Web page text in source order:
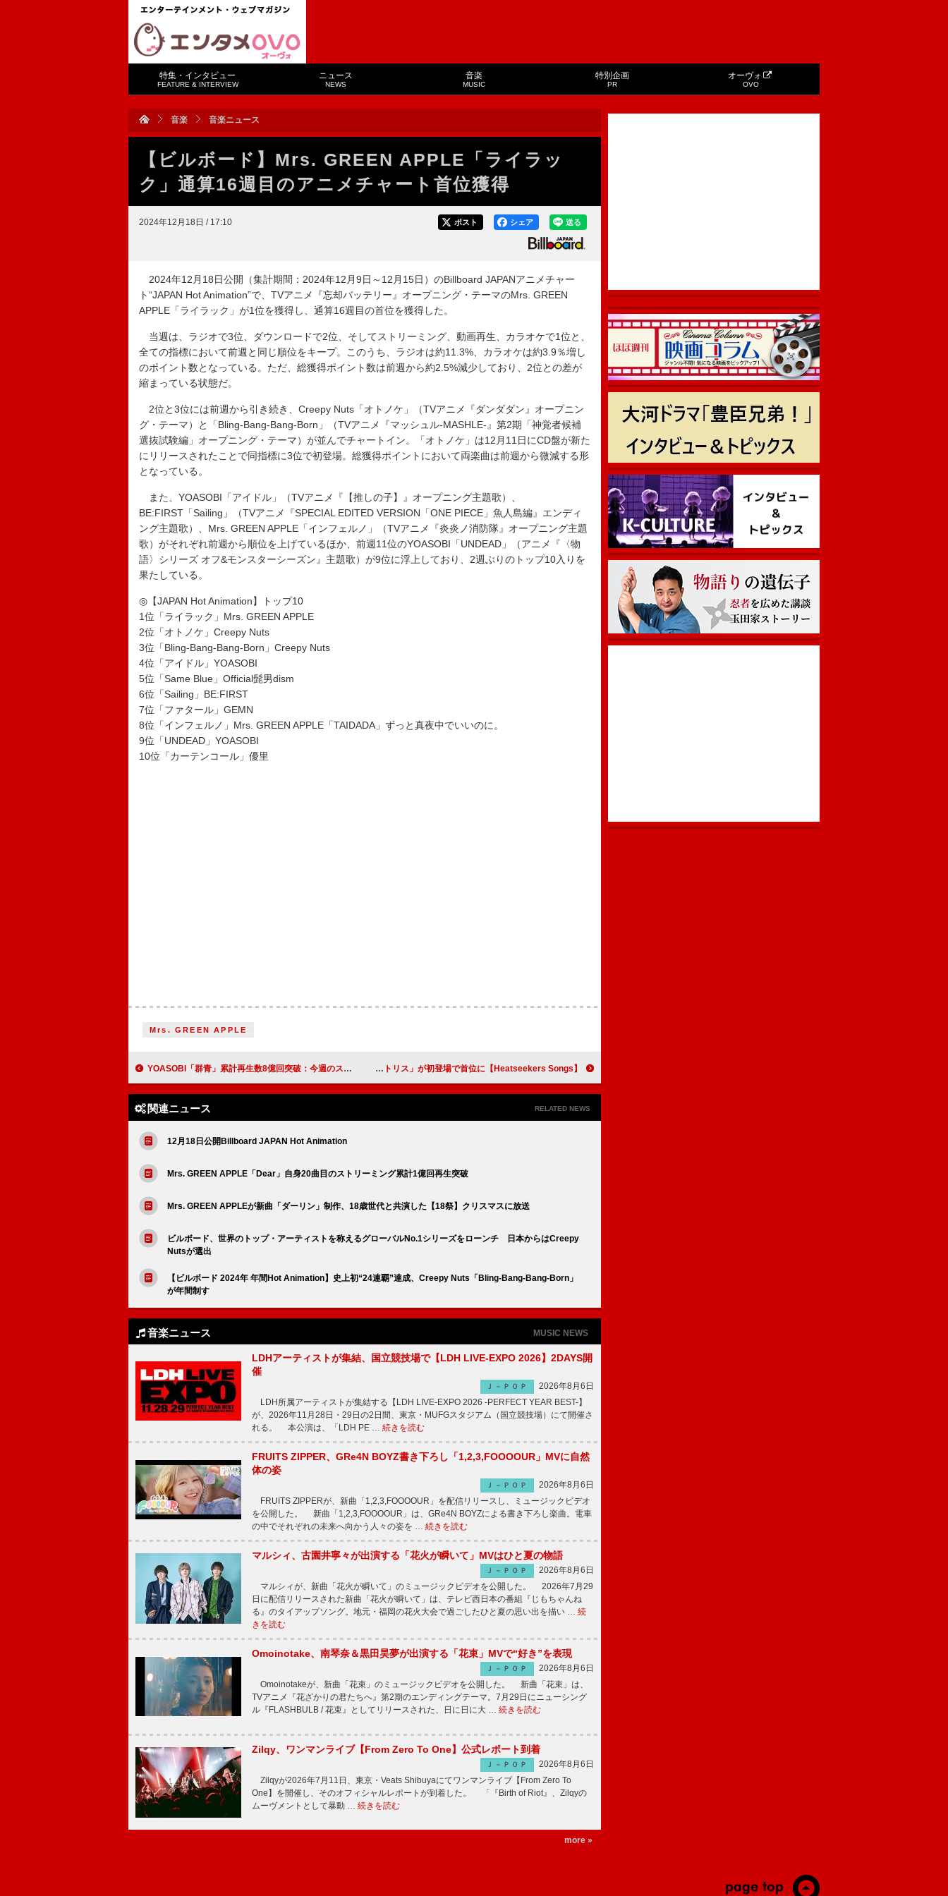
特集・インタビュー
FEATURE & INTERVIEW
ニュース
NEWS
音楽
MUSIC
特別企画
PR
オーヴォ
OVO
音楽 音楽ニュース
【ビルボード】Mrs. GREEN APPLE「ライラッ
ク」通算16週目のアニメチャート首位獲得
2024年12月18日 / 17:10 送る
シェア
ポスト
2024年12月18日公開（集計期間：2024年12月9日～12月15日）のBillboard JAPANアニメチャー
ト“JAPAN Hot Animation”で、TVアニメ『忘却バッテリー』オープニング・テーマのMrs. GREEN
APPLE「ライラック」が1位を獲得し、通算16週目の首位を獲得した。
当週は、ラジオで3位、ダウンロードで2位、そしてストリーミング、動画再生、カラオケで1位と、
全ての指標において前週と同じ順位をキープ。このうち、ラジオは約11.3%、カラオケは約3.9％増し
のポイント数となっている。ただ、総獲得ポイント数は前週から約2.5%減少しており、2位との差が
縮まっている状態だ。
2位と3位には前週から引き続き、Creepy Nuts「オトノケ」（TVアニメ『ダンダダン』オープニン
グ・テーマ）と「Bling-Bang-Bang-Born」（TVアニメ『マッシュル-MASHLE-』第2期「神覚者候補
選抜試験編」オープニング・テーマ）が並んでチャートイン。「オトノケ」は12月11日にCD盤が新た
にリリースされたことで同指標に3位で初登場。総獲得ポイントにおいて両楽曲は前週から微減する形
となっている。
また、YOASOBI「アイドル」（TVアニメ『【推しの子】』オープニング主題歌）、
BE:FIRST「Sailing」（TVアニメ『SPECIAL EDITED VERSION「ONE PIECE」魚人島編』エンディ
ング主題歌）、Mrs. GREEN APPLE「インフェルノ」（TVアニメ『炎炎ノ消防隊』オープニング主題
歌）がそれぞれ前週から順位を上げているほか、前週11位のYOASOBI「UNDEAD」（アニメ『〈物
語〉シリーズ オフ&モンスターシーズン』主題歌）が9位に浮上しており、2週ぶりのトップ10入りを
果たしている。
◎【JAPAN Hot Animation】トップ10
1位「ライラック」Mrs. GREEN APPLE
2位「オトノケ」Creepy Nuts
3位「Bling-Bang-Bang-Born」Creepy Nuts
4位「アイドル」YOASOBI
5位「Same Blue」Official髭男dism
6位「Sailing」BE:FIRST
7位「ファタール」GEMN
8位「インフェルノ」Mrs. GREEN APPLE「TAIDADA」ずっと真夜中でいいのに。
9位「UNDEAD」YOASOBI
10位「カーテンコール」優里
Mrs. GREEN APPLE
YOASOBI「群青」累計再生数8億回突破：今週のストリーミングまとめ 【Heatseekers Songs】柊マグネタイト「テトリス」が初登場で首位に
関連ニュース RELATED NEWS
12月18日公開Billboard JAPAN Hot Animation
Mrs. GREEN APPLE「Dear」自身20曲目のストリーミング累計1億回再生突破
Mrs. GREEN APPLEが新曲「ダーリン」制作、18歳世代と共演した【18祭】クリスマスに放送
ビルボード、世界のトップ・アーティストを称えるグローバルNo.1シリーズをローンチ 日本からはCreepy
Nutsが選出
【ビルボード 2024年 年間Hot Animation】史上初“24連覇”達成、Creepy Nuts「Bling-Bang-Bang-Born」
が年間制す
音楽ニュース MUSIC NEWS
LDHアーティストが集結、国立競技場で【LDH LIVE-EXPO 2026】2DAYS開
催
Ｊ－ＰＯＰ
2026年8月6日
LDH所属アーティストが集結する【LDH LIVE-EXPO 2026 -PERFECT YEAR BEST-】
が、2026年11月28日・29日の2日間、東京・MUFGスタジアム（国立競技場）にて開催さ
れる。 本公演は、「LDH PE … 続きを読む
FRUITS ZIPPER、GRe4N BOYZ書き下ろし「1,2,3,FOOOOUR」MVに自然
体の姿
Ｊ－ＰＯＰ
2026年8月6日
FRUITS ZIPPERが、新曲「1,2,3,FOOOOUR」を配信リリースし、ミュージックビデオ
を公開した。 新曲「1,2,3,FOOOOUR」は、GRe4N BOYZによる書き下ろし楽曲。電車
の中でそれぞれの未来へ向かう人々の姿を … 続きを読む
マルシィ、古園井寧々が出演する「花火が瞬いて」MVはひと夏の物語
Ｊ－ＰＯＰ
2026年8月6日
マルシィが、新曲「花火が瞬いて」のミュージックビデオを公開した。 2026年7月29
日に配信リリースされた新曲「花火が瞬いて」は、テレビ西日本の番組『じもちゃんね
る』のタイアップソング。地元・福岡の花火大会で過ごしたひと夏の思い出を描い … 続
きを読む
Omoinotake、南琴奈＆黒田昊夢が出演する「花束」MVで“好き”を表現
Ｊ－ＰＯＰ
2026年8月6日
Omoinotakeが、新曲「花束」のミュージックビデオを公開した。 新曲「花束」は、
TVアニメ『花ざかりの君たちへ』第2期のエンディングテーマ。7月29日にニューシング
ル『FLASHBULB / 花束』としてリリースされた、日に日に大 … 続きを読む
Zilqy、ワンマンライブ【From Zero To One】公式レポート到着
Ｊ－ＰＯＰ
2026年8月6日
Zilqyが2026年7月11日、東京・Veats Shibuyaにてワンマンライブ【From Zero To
One】を開催し、そのオフィシャルレポートが到着した。 「『Birth of Riot』、Zilqyの
ムーヴメントとして暴動 … 続きを読む
more »